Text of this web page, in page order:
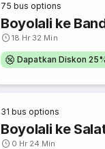
75 bus options
Boyolali ke
18 Hr 32 Min
Dapatkan Diskon
31 bus options
Boyolali ke
0 Hr 24 Min